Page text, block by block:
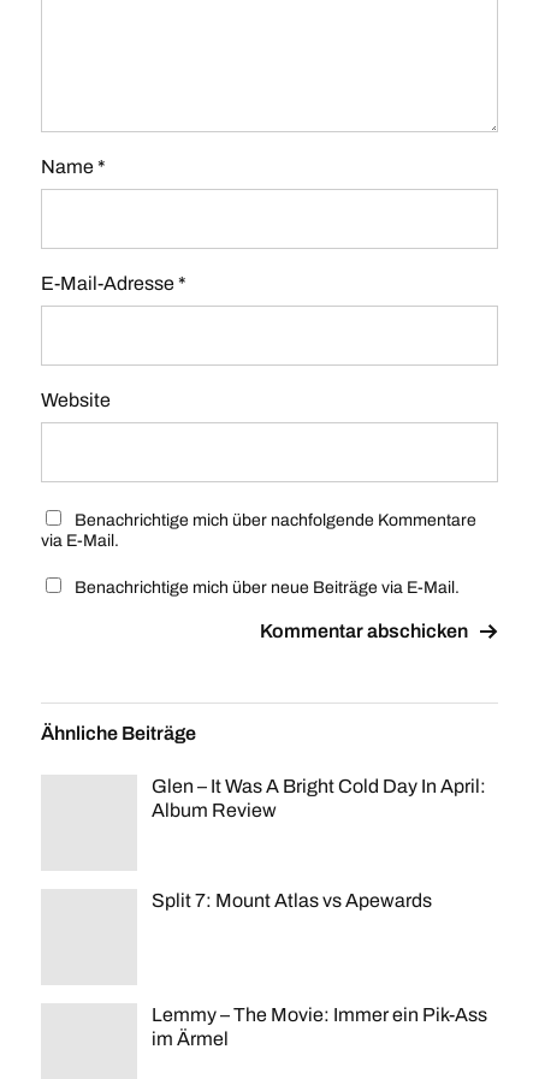
Name*
E-Mail-Adresse*
Website
Benachrichtige mich über nachfolgende Kommentare
via E-Mail.
Benachrichtige mich über neue Beiträge via E-Mail.
Ähnliche Beiträge
Glen – It Was A Bright Cold Day In April:
Album Review
Split 7: Mount Atlas vs Apewards
Lemmy – The Movie: Immer ein Pik-Ass
im Ärmel